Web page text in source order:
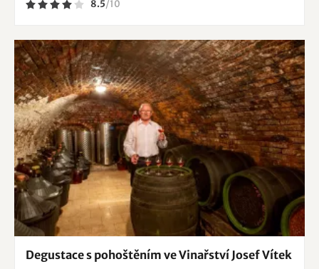
8.5/10
Degustace s pohoštěním ve Vinařství Josef Vítek